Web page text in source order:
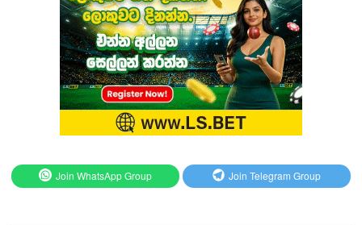
Join WhatsApp Group Join Telegram Group